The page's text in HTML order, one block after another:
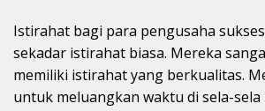
Istirahat bagi para pengusaha
sekadar istirahat biasa. Mereka
memiliki istirahat yang berkualitas.
untuk meluangkan waktu di sela-sela